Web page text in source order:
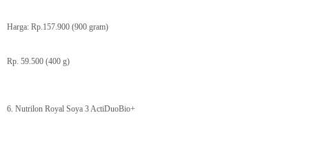
Harga: Rp.157.900 (900 gram)
Rp. 59.500 (400 g)
6. Nutrilon Royal Soya 3 ActiDuoBio+